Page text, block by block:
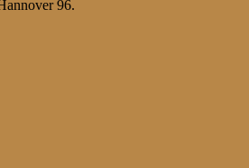
96.